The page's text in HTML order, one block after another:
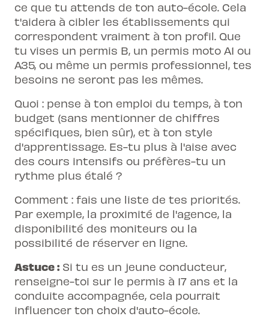
ce que tu attends de ton auto-école. Cela
t'aidera à cibler les établissements qui
correspondent vraiment à ton profil. Que
tu vises un permis B, un permis moto A1 ou
A35, ou même un permis professionnel, tes
besoins ne seront pas les mêmes.
Quoi : pense à ton emploi du temps, à ton
budget (sans mentionner de chiffres
spécifiques, bien sûr), et à ton style
d'apprentissage. Es-tu plus à l'aise avec
des cours intensifs ou préfères-tu un
rythme plus étalé ?
Comment : fais une liste de tes priorités.
Par exemple, la proximité de l'agence, la
disponibilité des moniteurs ou la
possibilité de réserver en ligne.
Astuce : Si tu es un jeune conducteur,
renseigne-toi sur le permis à 17 ans et la
conduite accompagnée, cela pourrait
influencer ton choix d'auto-école.